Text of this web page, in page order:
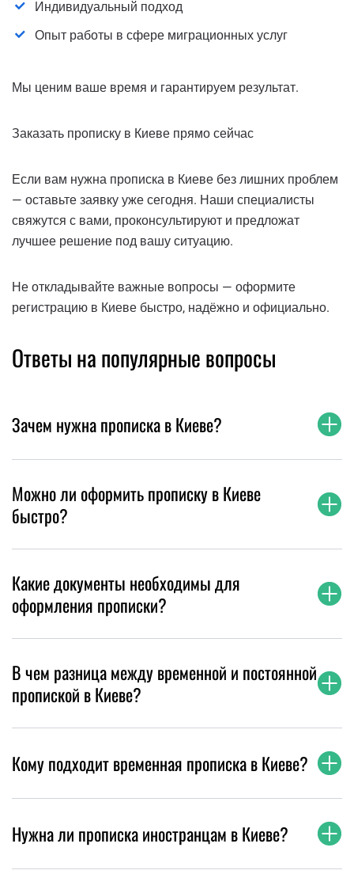
Индивидуальный подход
Опыт работы в сфере миграционных услуг
Мы ценим ваше время и гарантируем результат.
Заказать прописку в Киеве прямо сейчас
Если вам нужна прописка в Киеве без лишних проблем
— оставьте заявку уже сегодня. Наши специалисты
свяжутся с вами, проконсультируют и предложат
лучшее решение под вашу ситуацию.
Не откладывайте важные вопросы — оформите
регистрацию в Киеве быстро, надёжно и официально.
Ответы на популярные вопросы
Зачем нужна прописка в Киеве?
Можно ли оформить прописку в Киеве
быстро?
Какие документы необходимы для
оформления прописки?
В чем разница между временной и постоянной
пропиской в Киеве?
Кому подходит временная прописка в Киеве?
Нужна ли прописка иностранцам в Киеве?